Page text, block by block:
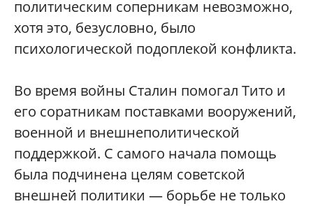
политическим соперникам невозможно,
хотя это, безусловно, было
психологической подоплекой конфликта.
Во время войны Сталин помогал Тито и
его соратникам поставками вооружений,
военной и внешнеполитической
поддержкой. С самого начала помощь
была подчинена целям советской
внешней политики — борьбе не только